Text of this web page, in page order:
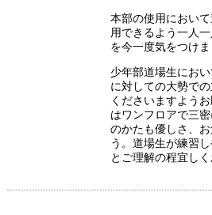
本部の使用におい
用できるよう一人
を今一度気をつけま
少年部道場生にお
に対しての大勢で
くださいますよう
はワンフロアで三
のかたも優しさ、
う。道場生が練習
とご理解の程宜しく